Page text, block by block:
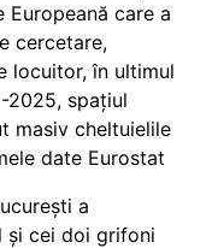
Europeană care a
cercetare,
locuitor, în ultimul
2025, spațiul
masiv cheltuielile
date Eurostat
a
și cei doi grifoni